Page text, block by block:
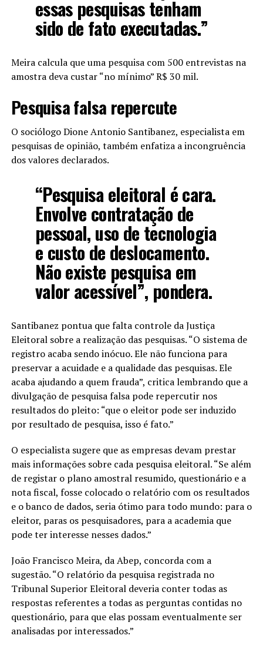
essas pesquisas tenham
sido de fato executadas.”
Meira calcula que uma pesquisa com 500 entrevistas na
amostra deva custar “no mínimo” R$ 30 mil.
Pesquisa falsa repercute
O sociólogo Dione Antonio Santibanez, especialista em
pesquisas de opinião, também enfatiza a incongruência
dos valores declarados.
“Pesquisa eleitoral é cara.
Envolve contratação de
pessoal, uso de tecnologia
e custo de deslocamento.
Não existe pesquisa em
valor acessível”, pondera.
Santibanez pontua que falta controle da Justiça
Eleitoral sobre a realização das pesquisas. “O sistema de
registro acaba sendo inócuo. Ele não funciona para
preservar a acuidade e a qualidade das pesquisas. Ele
acaba ajudando a quem frauda”, critica lembrando que a
divulgação de pesquisa falsa pode repercutir nos
resultados do pleito: “que o eleitor pode ser induzido
por resultado de pesquisa, isso é fato.”
O especialista sugere que as empresas devam prestar
mais informações sobre cada pesquisa eleitoral. “Se além
de registar o plano amostral resumido, questionário e a
nota fiscal, fosse colocado o relatório com os resultados
e o banco de dados, seria ótimo para todo mundo: para o
eleitor, paras os pesquisadores, para a academia que
podeterinteresse nesses dados.”
João Francisco Meira, da Abep, concorda com a
sugestão. “O relatório da pesquisa registrada no
Tribunal Superior Eleitoral deveria conter todas as
respostas referentes a todas as perguntas contidas no
questionário, para que elas possam eventualmente ser
analisadas por interessados.”